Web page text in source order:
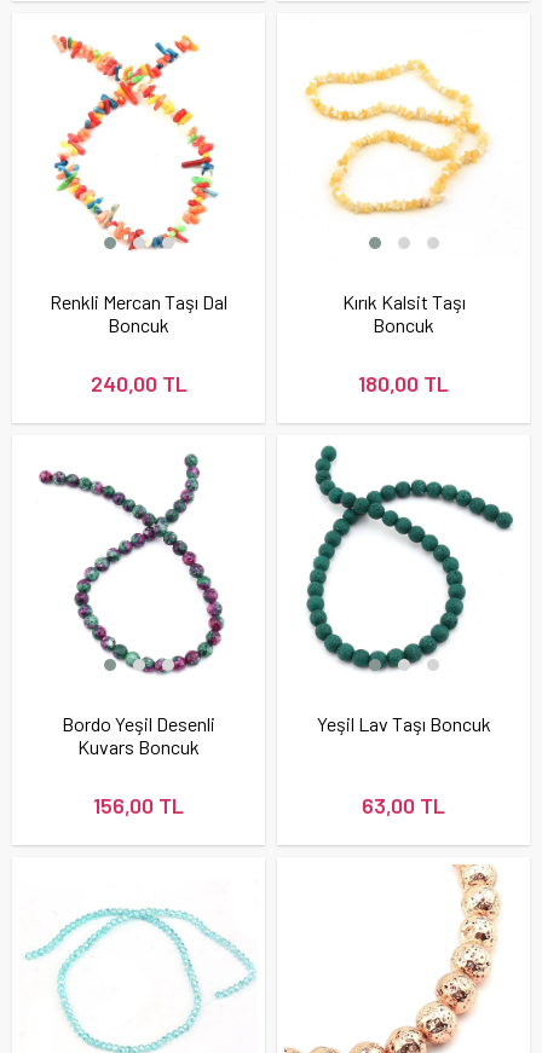
Renkli Mercan Taşı Dal
Boncuk
240,00 TL
Kırık Kalsit Taşı
Boncuk
180,00 TL
Bordo Yeşil Desenli
Kuvars Boncuk
156,00 TL
Yeşil Lav Taşı Boncuk
63,00 TL